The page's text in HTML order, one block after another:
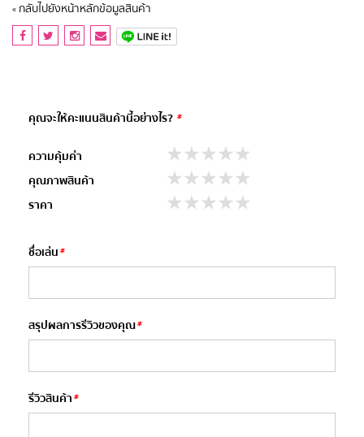
« กลับไปยังหน้าหลักข้อมูลสินค้า
คุณจะให้คะแนนสินค้านี้อย่างไร? *
ความคุ้มค่า stars
stars
stars
stars
คุณภาพสินค้า stars
stars
stars
stars
ราคา stars
stars
stars
stars
ชื่อเล่น*
สรุปผลการรีวิวของคุณ*
รีวิวสินค้า*